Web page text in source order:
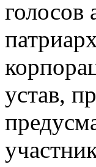
голосов
устав,